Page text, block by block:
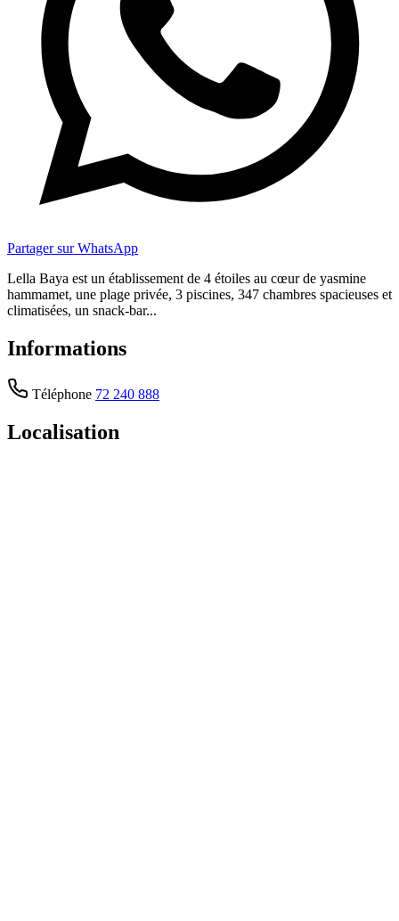
Partager sur WhatsApp
Lella Baya est un établissement de 4 étoiles au cœur de yasmine
hammamet, une plage privée, 3 piscines, 347 chambres spacieuses et
climatisées, un snack-bar...
Informations
Téléphone 72 240 888
Localisation